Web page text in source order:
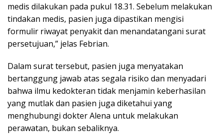
medis dilakukan pada pukul 18.31. Sebelum melakukan
tindakan medis, pasien juga dipastikan mengisi
formulir riwayat penyakit dan menandatangani surat
persetujuan,” jelas Febrian.
Dalam surat tersebut, pasien juga menyatakan
bertanggung jawab atas segala risiko dan menyadari
bahwa ilmu kedokteran tidak menjamin keberhasilan
yang mutlak dan pasien juga diketahui yang
menghubungi dokter Alena untuk melakukan
perawatan, bukan sebaliknya.